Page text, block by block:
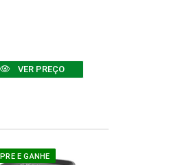
VER PREÇO
E GANHE